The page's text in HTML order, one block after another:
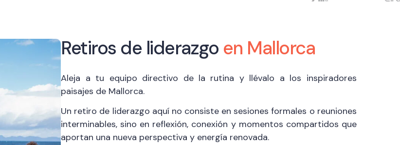
Retiros de liderazgo en Mallorca
Aleja a tu equipo directivo de la rutina y llévalo a los inspiradores
paisajes de Mallorca.
Un retiro de liderazgo aquí no consiste en sesiones formales o reuniones
interminables, sino en reflexión, conexión y momentos compartidos que
aportan una nueva perspectiva y energía renovada.